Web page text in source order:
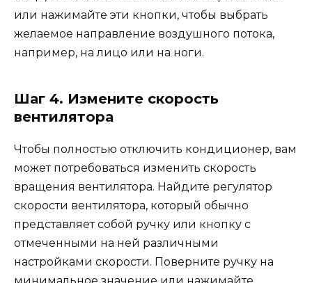
или нажимайте эти кнопки, чтобы выбрать
желаемое направление воздушного потока,
например, на лицо или на ноги.
Шаг 4. Измените скорость
вентилятора
Чтобы полностью отключить кондиционер, вам
может потребоваться изменить скорость
вращения вентилятора. Найдите регулятор
скорости вентилятора, который обычно
представляет собой ручку или кнопку с
отмеченными на ней различными
настройками скорости. Поверните ручку на